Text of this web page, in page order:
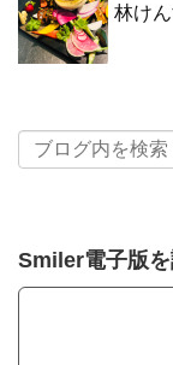
林け
Smiler電子版を